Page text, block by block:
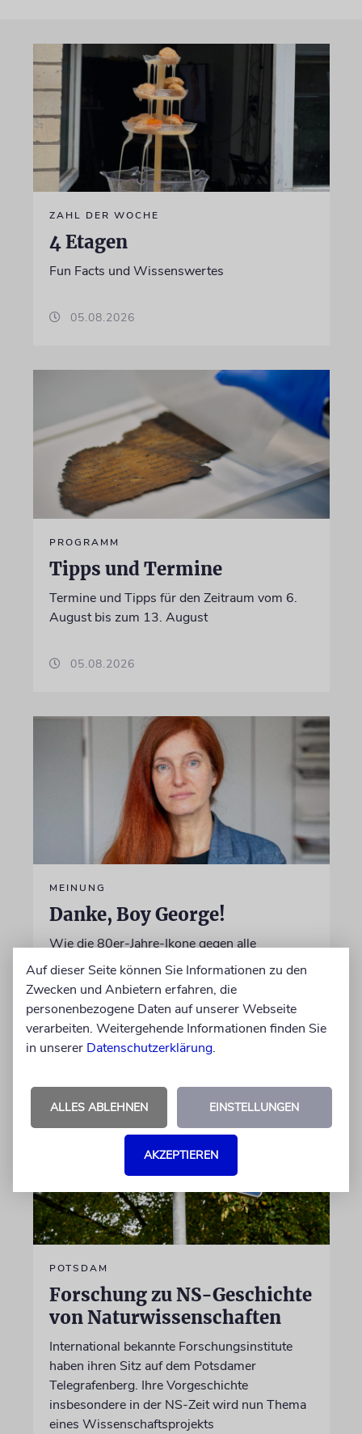
ZAHL DER WOCHE
4 Etagen
Fun Facts und Wissenswertes
05.08.2026
PROGRAMM
Tipps und Termine
Termine und Tipps für den Zeitraum vom 6.
August bis zum 13. August
05.08.2026
MEINUNG
Danke, Boy George!
Wie die 80er-Jahre-Ikone gegen alle
Widerstände für Israel eintritt, verdient
unseren Dank
von Sophie Albers Ben Chamo
05.08.2026
POTSDAM
Forschung zu NS-Geschichte
von Naturwissenschaften
International bekannte Forschungsinstitute
haben ihren Sitz auf dem Potsdamer
Telegrafenberg. Ihre Vorgeschichte
insbesondere in der NS-Zeit wird nun Thema
eines Wissenschaftsprojekts
Auf dieser Seite können Sie Informationen zu den
Zwecken und Anbietern erfahren, die
personenbezogene Daten auf unserer Webseite
verarbeiten. Weitergehende Informationen finden Sie
in unserer Datenschutzerklärung.
ALLES ABLEHNEN EINSTELLUNGEN
AKZEPTIEREN